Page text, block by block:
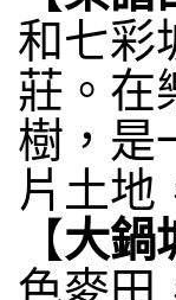
和七彩
莊。在
樹，是
片土地
【大鍋